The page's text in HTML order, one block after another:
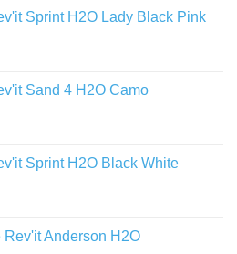
Sprint H2O Lady Black Pink
Sand 4 H2O Camo
Sprint H2O Black White
Rev'it Anderson H2O